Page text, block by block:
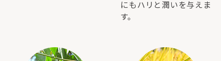
にもハリと潤いを与えま
す。